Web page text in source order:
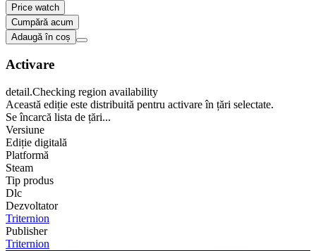
Price watch
Cumpără acum
Adaugă în coș
Activare
detail.Checking region availability
Această ediție este distribuită pentru activare în țări selectate.
Se încarcă lista de țări...
Versiune
Ediție digitală
Platformă
Steam
Tip produs
Dlc
Dezvoltator
Triternion
Publisher
Triternion